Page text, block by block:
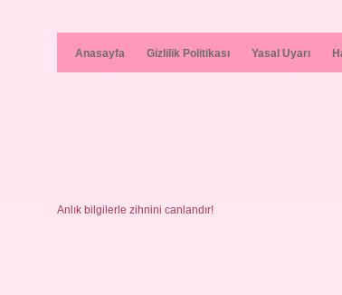
Anasayfa Gizlilik Politikası Yasal Uyarı
Anlık bilgilerle zihnini canlandır!